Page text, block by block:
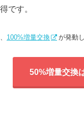
です。
100%増量交換 が発動
50%増量交換